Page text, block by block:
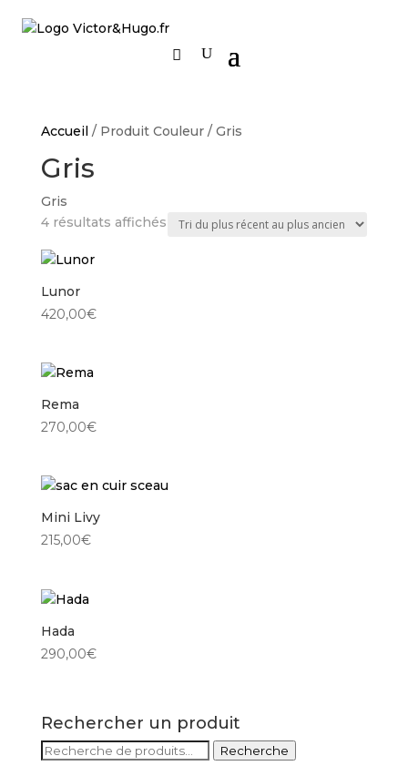
Accueil/ Produit Couleur / Gris
Gris
Gris
4 résultats affichésTrié
Lunor
420,00€
Rema
270,00€
Mini Livy
215,00€
Hada
290,00€
Rechercher un produit
Recherche
Recherche